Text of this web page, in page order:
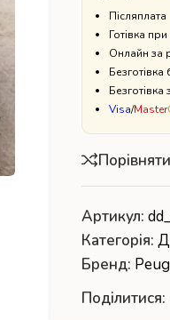
Післяплата
Готівка
Онлайн за
Visa/Master
Порівняти
Артикул:
Категорія:
Бренд:
Поділитися: